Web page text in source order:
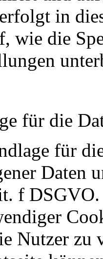
in
wie die
für die
für
Daten
f
Nutzer zu